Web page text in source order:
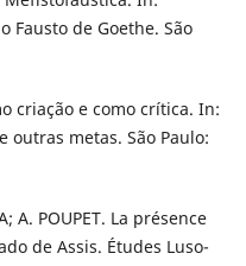
Fausto de Goethe. São
criação e como crítica. In:
outras metas. São Paulo:
A. POUPET. La présence
de Assis. Études Luso-